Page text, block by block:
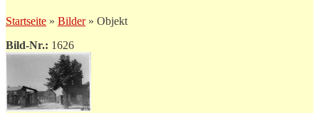
Startseite » Bilder» Objekt
Bild-Nr.: 1626